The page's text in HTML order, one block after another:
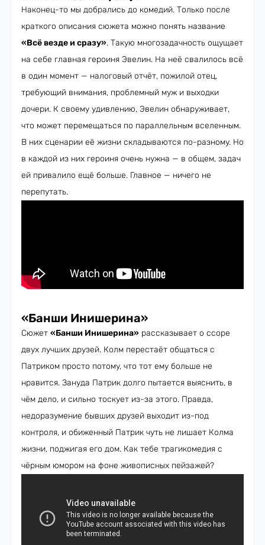
Наконец-то мы добрались до комедий. Только после
краткого описания сюжета можно понять название
«Всё везде и сразу». Такую многозадачность ощущает
на себе главная героиня Эвелин. На неё свалилось всё
в один момент — налоговый отчёт, пожилой отец,
требующий внимания, проблемный муж и выходки
дочери. К своему удивлению, Эвелин обнаруживает,
что может перемещаться по параллельным вселенным.
В них сценарии её жизни складываются по-разному. Но
в каждой из них героиня очень нужна — в общем, задач
ей привалило ещё больше. Главное — ничего не
перепутать.
«Банши Инишерина»
Сюжет «Банши Инишерина» рассказывает о ссоре
двух лучших друзей. Колм перестаёт общаться с
Патриком просто потому, что тот ему больше не
нравится. Зануда Патрик долго пытается выяснить, в
чём дело, и сильно тоскует из-за этого. Правда,
недоразумение бывших друзей выходит из-под
контроля, и обиженный Патрик чуть не лишает Колма
жизни, поджигая его дом. Как тебе трагикомедия с
чёрным юмором на фоне живописных пейзажей?